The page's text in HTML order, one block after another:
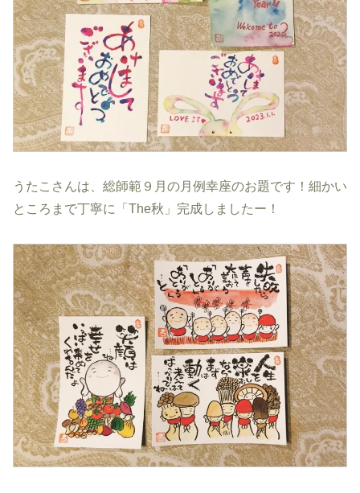
うたこさんは、総師範９月の月例幸座のお題です！細かい
ところまで丁寧に「The秋」完成しましたー！